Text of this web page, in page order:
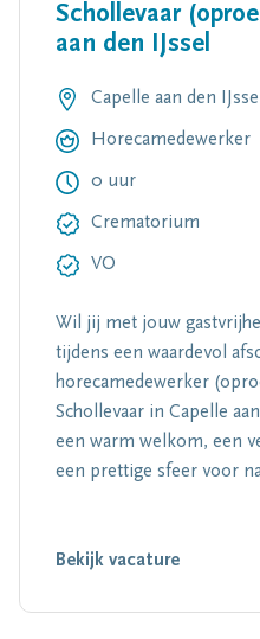
Schollevaar
aan den IJssel
Capelle aan den IJssel
Horecamedewerker
0 uur
Crematorium
VO
Wil jij met jouw
tijdens een waardevol
horecamedewerker
Schollevaar in Capelle
een warm welkom, een
een prettige sfeer voor
Bekijk vacature